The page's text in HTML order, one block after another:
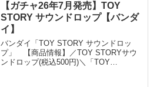
【ガチャ26年7月発売】TOY
STORY サウンドロップ【バンダ
イ】
バンダイ「TOY STORY サウンドロッ
プ」 【商品情報】／TOY STORYサウ
ンドロップ(税込500円)＼「TOY